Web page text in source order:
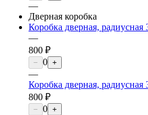
—
Дверная коробка
Коробка дверная,
—
800 ₽
− 0 +
—
Коробка дверная,
800 ₽
− 0 +